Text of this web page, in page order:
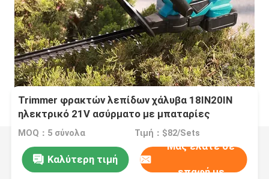
Trimmer φρακτών λεπίδων χάλυβα 18IN20IN
ηλεκτρικό 21V ασύρματο με μπαταρίες
Trimmer φρακτών
MOQ：5 σύνολα Τιμή：$82/Sets
Καλύτερη τιμή
Μας ελάτε σε
επαφή με